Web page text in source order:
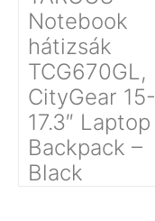
Notebook
hátizsák
TCG670GL,
CityGear 15-
17.3″ Laptop
Backpack –
Black